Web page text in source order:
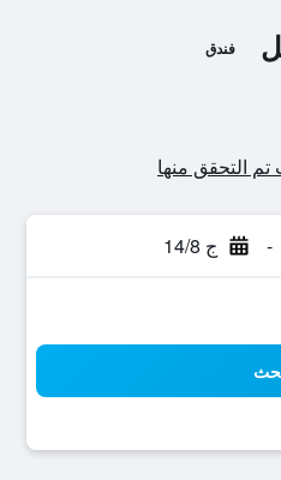
فندق
- ج 14/8